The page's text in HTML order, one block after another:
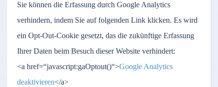
Sie können die Erfassung durch Google Analytics
verhindern, indem Sie auf folgenden Link klicken. Es wird
ein Opt-Out-Cookie gesetzt, das die zukünftige Erfassung
Ihrer Daten beim Besuch dieser Website verhindert:
<a href=“javascript:gaOptout()“>Google Analytics
deaktivieren</a>